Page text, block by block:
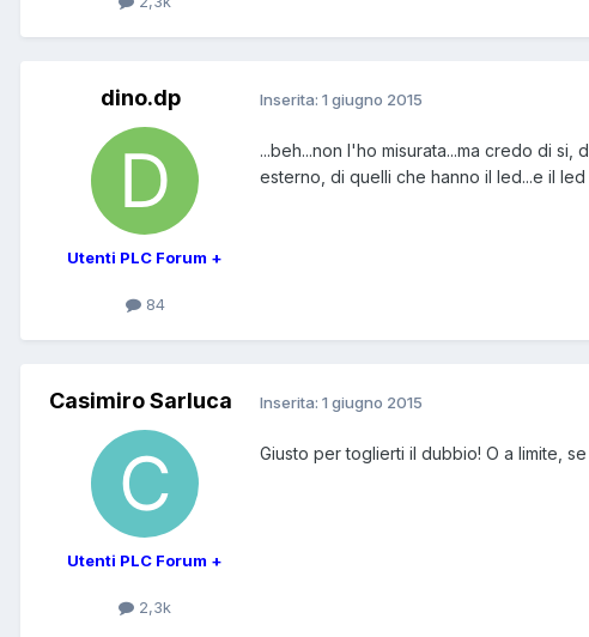
dino.dp
Utenti PLC Forum +
84
Inserita: 1 giugno 2015
...beh...non l'ho misurata...ma credo di
esterno, di quelli che hanno il led...e il
Casimiro Sarluca
Utenti PLC Forum +
2,3k
Inserita: 1 giugno 2015
Giusto per toglierti il dubbio! O a limite,